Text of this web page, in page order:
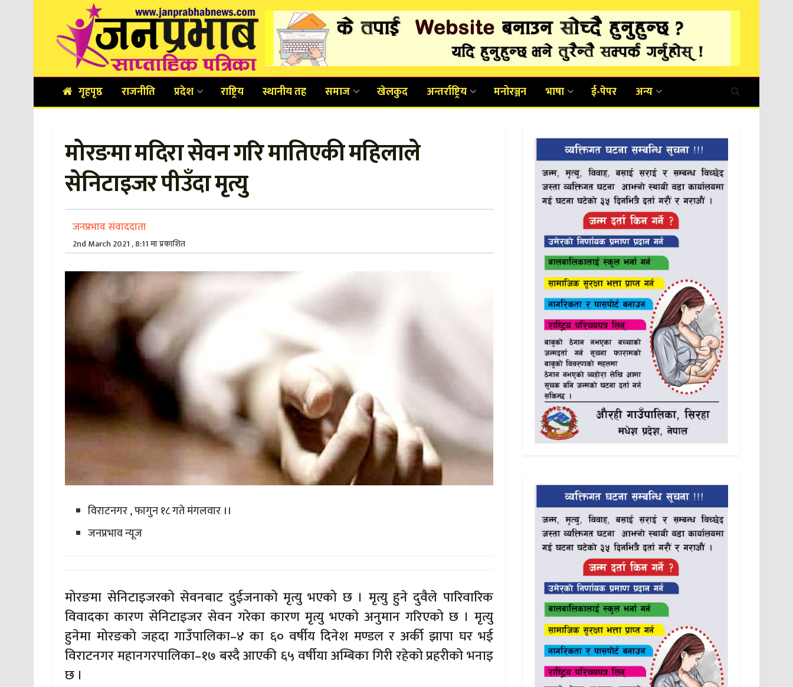
गृहपृष्ठ राजनीति प्रदेश राष्ट्रिय स्थानीय तह समाज खेलकुद अन्तर्राष्ट्रिय मनोरञ्जन भाषा ई-पेपर अन्य
मोरङमा मदिरा सेवन गरि मातिएकी महिलाले
सेनिटाइजर पीउँदा मृत्यु
जनप्रभाव संवाददाता
2nd March 2021 , 8:11 मा प्रकाशित
विराटनगर , फागुन १८ गते मंगलवार ।।
जनप्रभाव न्यूज
मोरङमा सेनिटाइजरको सेवनबाट दुईजनाको मृत्यु भएको छ । मृत्यु हुने दुवैले पारिवारिक
विवादका कारण सेनिटाइजर सेवन गरेका कारण मृत्यु भएको अनुमान गरिएको छ । मृत्यु
हुनेमा मोरङको जहदा गाउँपालिका–४ का ६० वर्षीय दिनेश मण्डल र अर्की झापा घर भई
विराटनगर महानगरपालिका–१७ बस्दै आएकी ६५ वर्षीया अम्बिका गिरी रहेको प्रहरीको भनाइ
छ ।